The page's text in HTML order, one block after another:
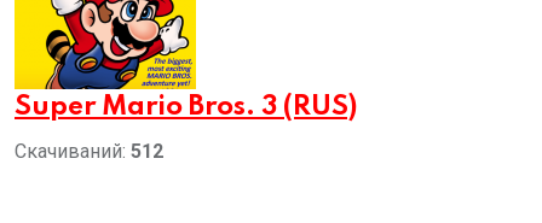
Super Mario Bros. 3 (RUS)
Скачиваний: 512